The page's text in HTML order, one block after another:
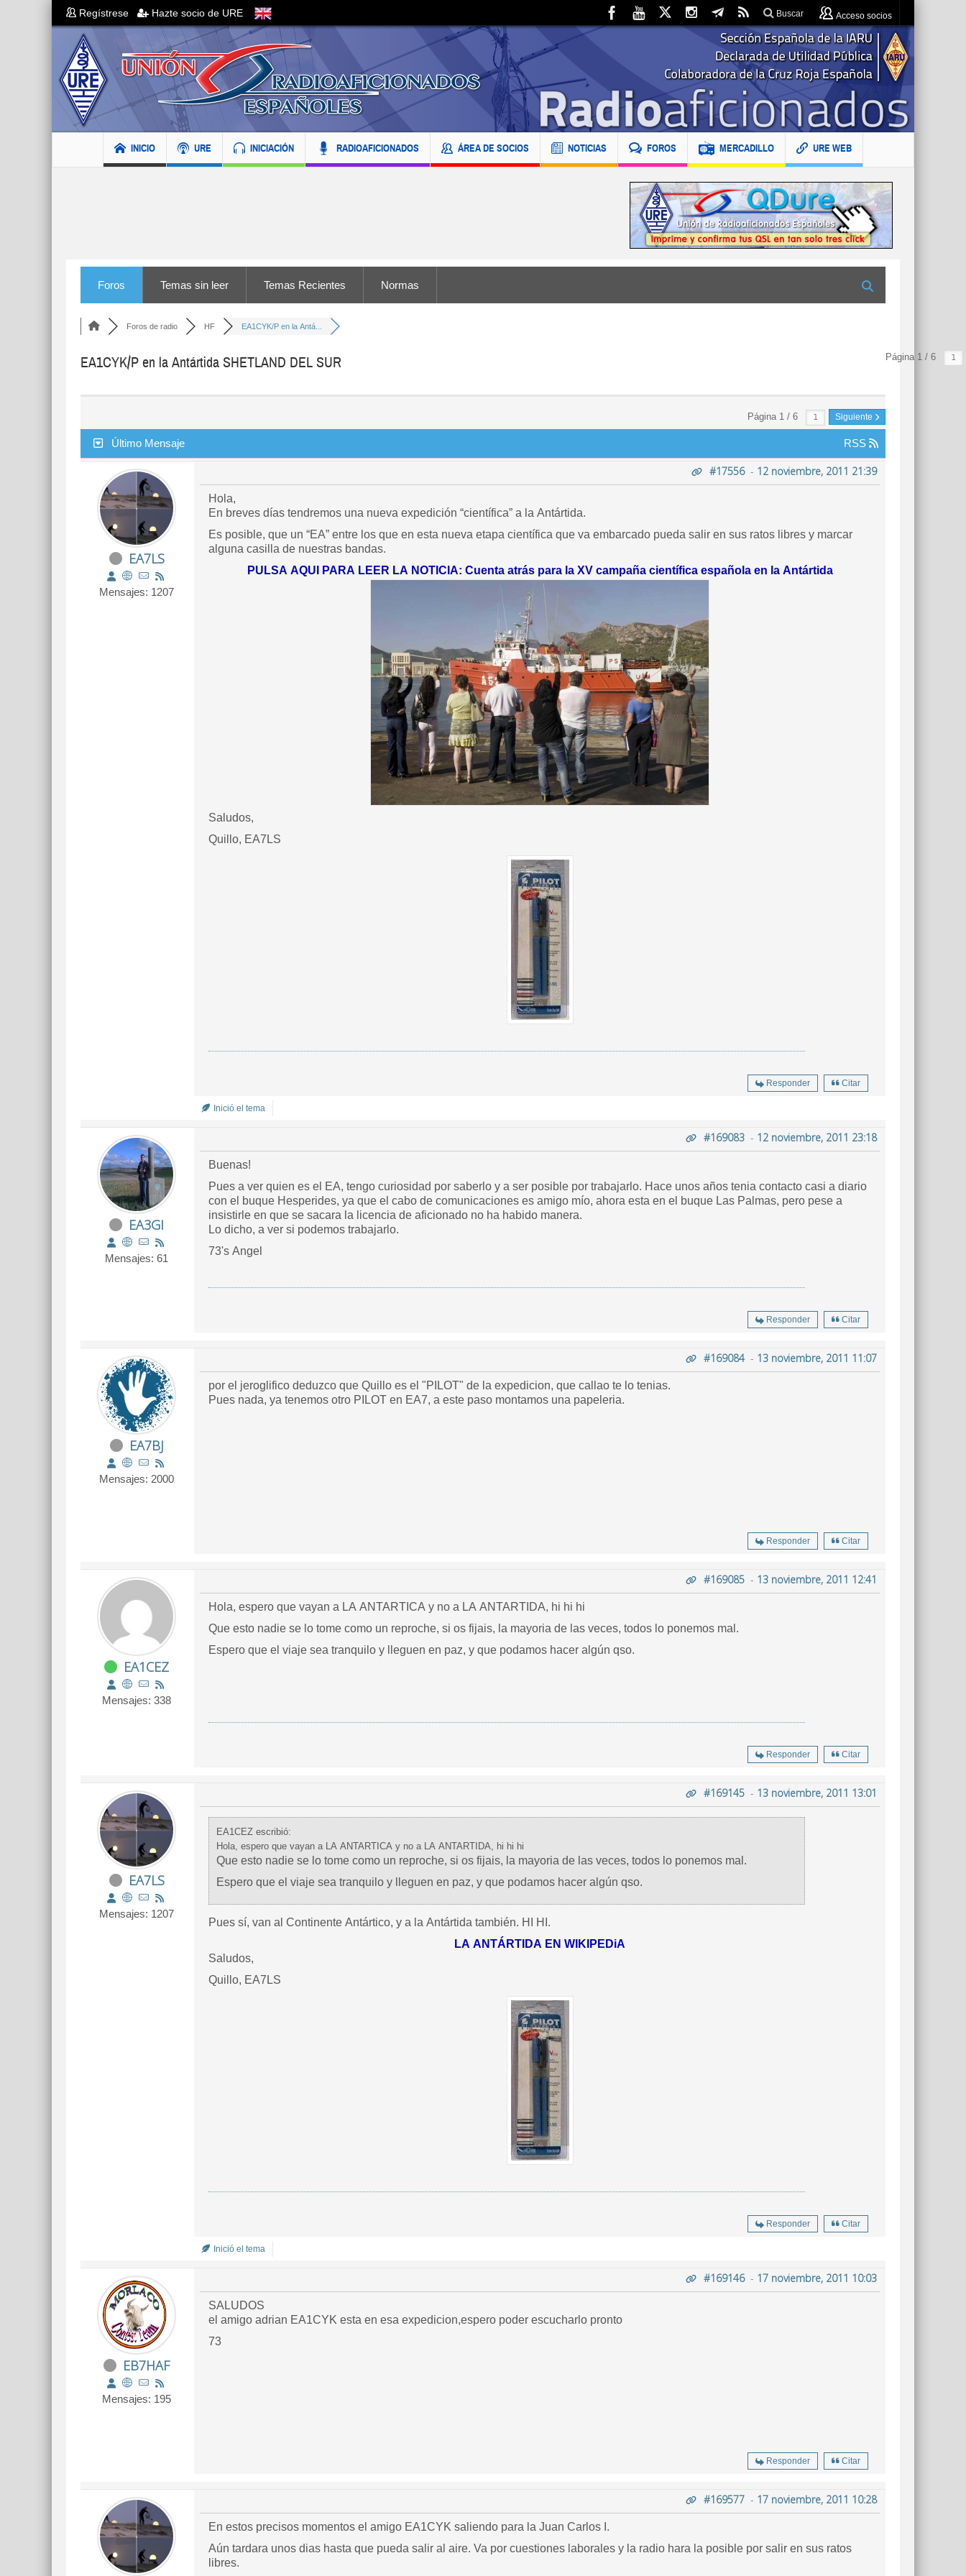
Regístrese Hazte socio de URE Buscar Acceso socios
INICIO URE INICIACIÓN RADIOAFICIONADOS ÁREA DE SOCIOS NOTICIAS FOROS MERCADILLO URE WEB
Foros Temas sin leer Temas Recientes Normas
Foros de radio HF EA1CYK/P en la Antá...
EA1CYK/P en la Antártida SHETLAND DEL SUR
Página 1 / 6 Siguiente
Último Mensaje RSS
EA7LS
Mensajes: 1207
#17556- 12 noviembre, 2011 21:39
Hola,
En breves días tendremos una nueva expedición “científica” a la Antártida.
Es posible, que un “EA” entre los que en esta nueva etapa científica que va embarcado pueda salir en sus ratos libres y marcar
alguna casilla de nuestras bandas.
PULSA AQUI PARA LEER LA NOTICIA: Cuenta atrás para la XV campaña científica española en la Antártida
Saludos,
Quillo, EA7LS
Responder Citar
Inició el tema
EA3GI
Mensajes: 61
#169083 - 12 noviembre, 2011 23:18
Buenas!
Pues a ver quien es el EA, tengo curiosidad por saberlo y a ser posible por trabajarlo. Hace unos años tenia contacto casi a diario
con el buque Hesperides, ya que el cabo de comunicaciones es amigo mío, ahora esta en el buque Las Palmas, pero pese a
insistirle en que se sacara la licencia de aficionado no ha habido manera.
Lo dicho, a ver si podemos trabajarlo.
73's Angel
Responder Citar
EA7BJ
Mensajes: 2000
#169084- 13 noviembre, 2011 11:07
por el jeroglifico deduzco que Quillo es el "PILOT" de la expedicion, que callao te lo tenias.
Pues nada, ya tenemos otro PILOT en EA7, a este paso montamos una papeleria.
Responder Citar
EA1CEZ
Mensajes: 338
#169085 - 13 noviembre, 2011 12:41
Hola, espero que vayan a LA ANTARTICA y no a LA ANTARTIDA, hi hi hi
Que esto nadie se lo tome como un reproche, si os fijais, la mayoria de las veces, todos lo ponemos mal.
Espero que el viaje sea tranquilo y lleguen en paz, y que podamos hacer algún qso.
Responder Citar
EA7LS
Mensajes: 1207
#169145 - 13 noviembre, 2011 13:01
EA1CEZ escribió:
Hola, espero que vayan a LA ANTARTICA y no a LA ANTARTIDA, hi hi hi
Que esto nadie se lo tome como un reproche, si os fijais, la mayoria de las veces, todos lo ponemos mal.
Espero que el viaje sea tranquilo y lleguen en paz, y que podamos hacer algún qso.
Pues sí, van al Continente Antártico, y a la Antártida también. HI HI.
LA ANTÁRTIDA EN WIKIPEDiA
Saludos,
Quillo, EA7LS
Responder Citar
Inició el tema
EB7HAF
Mensajes: 195
#169146- 17 noviembre, 2011 10:03
SALUDOS
el amigo adrian EA1CYK esta en esa expedicion,espero poder escucharlo pronto
73
Responder Citar
#169577 - 17 noviembre, 2011 10:28
En estos precisos momentos el amigo EA1CYK saliendo para la Juan Carlos I.
Aún tardara unos dias hasta que pueda salir al aire. Va por cuestiones laborales y la radio hara la posible por salir en sus ratos
libres.
Página 1 / 6